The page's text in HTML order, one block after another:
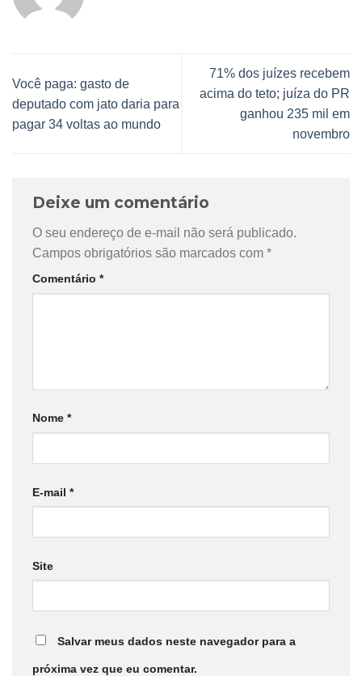
Você paga: gasto de
deputado com jato daria para
pagar 34 voltas ao mundo
71% dos juízes recebem
acima do teto; juíza do PR
ganhou 235 mil em
novembro
Deixe um comentário
O seu endereço de e-mail não será publicado.
Campos obrigatórios são marcados com *
Comentário *
Nome *
E-mail *
Site
Salvar meus dados neste navegador para a
próxima vez que eu comentar.